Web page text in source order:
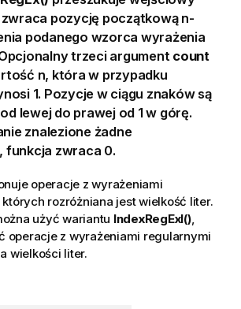
pozycję początkową n-
podanego wzorca wyrażenia
trzeci argument count
n, która w przypadku
1. Pozycje w ciągu znaków są
lewej do prawej od 1 w górę.
znalezione żadne
funkcja zwraca 0.
operacje z wyrażeniami
rozróżniana jest wielkość liter.
użyć wariantu IndexRegExI(),
operacje z wyrażeniami regularnymi
wielkości liter.